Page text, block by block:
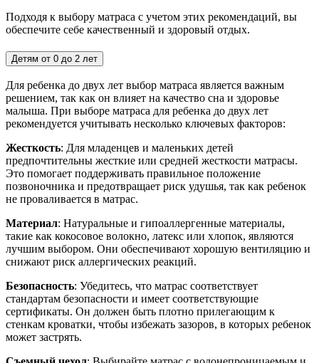
Подходя к выбору матраса с учетом этих рекомендаций, вы
обеспечите себе качественный и здоровый отдых.
Детям от 0 до 2 лет
Для ребенка до двух лет выбор матраса является важным
решением, так как он влияет на качество сна и здоровье
малыша. При выборе матраса для ребенка до двух лет
рекомендуется учитывать несколько ключевых факторов:
Жесткость: Для младенцев и маленьких детей
предпочтительны жесткие или средней жесткости матрасы.
Это помогает поддерживать правильное положение
позвоночника и предотвращает риск удушья, так как ребенок
не проваливается в матрас.
Материал: Натуральные и гипоаллергенные материалы,
такие как кокосовое волокно, латекс или хлопок, являются
лучшим выбором. Они обеспечивают хорошую вентиляцию и
снижают риск аллергических реакций.
Безопасность: Убедитесь, что матрас соответствует
стандартам безопасности и имеет соответствующие
сертификаты. Он должен быть плотно прилегающим к
стенкам кроватки, чтобы избежать зазоров, в которых ребенок
может застрять.